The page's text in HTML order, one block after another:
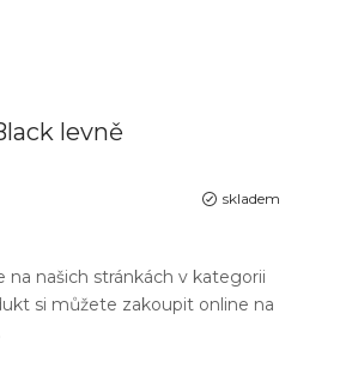
levně
skladem
na našich stránkách v kategorii
si můžete zakoupit online na